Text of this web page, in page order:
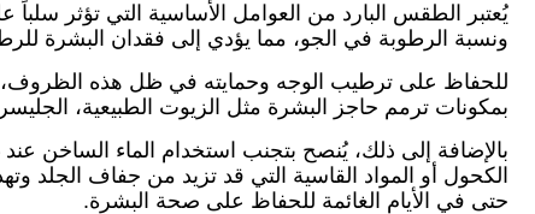
يُعتبر الطقس البارد من العوامل الأساسية التي تؤثر
ونسبة الرطوبة في الجو، مما يؤدي إلى فقدان البشرة
للحفاظ على ترطيب الوجه وحمايته في ظل هذه الظروف،
بمكونات ترمم حاجز البشرة مثل الزيوت الطبيعية،
بالإضافة إلى ذلك، يُنصح بتجنب استخدام الماء الساخن
الكحول أو المواد القاسية التي قد تزيد من جفاف الجلد
حتى في الأيام الغائمة للحفاظ على صحة البشرة.